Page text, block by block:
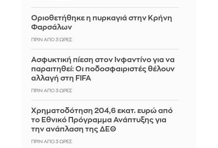
Οριοθετήθηκε η πυρκαγιά στην Κρήνη
Φαρσάλων
ΠΡΙΝ ΑΠΌ 3 ΏΡΕΣ
Ασφυκτική πίεση στον Ινφαντίνο για να
παραιτηθεί: Οι ποδοσφαιριστές θέλουν
αλλαγή στη FIFA
ΠΡΙΝ ΑΠΌ 3 ΏΡΕΣ
Χρηματοδότηση 204,6 εκατ. ευρώ από
το Εθνικό Πρόγραμμα Ανάπτυξης για
την ανάπλαση της ΔΕΘ
ΠΡΙΝ ΑΠΌ 3 ΏΡΕΣ